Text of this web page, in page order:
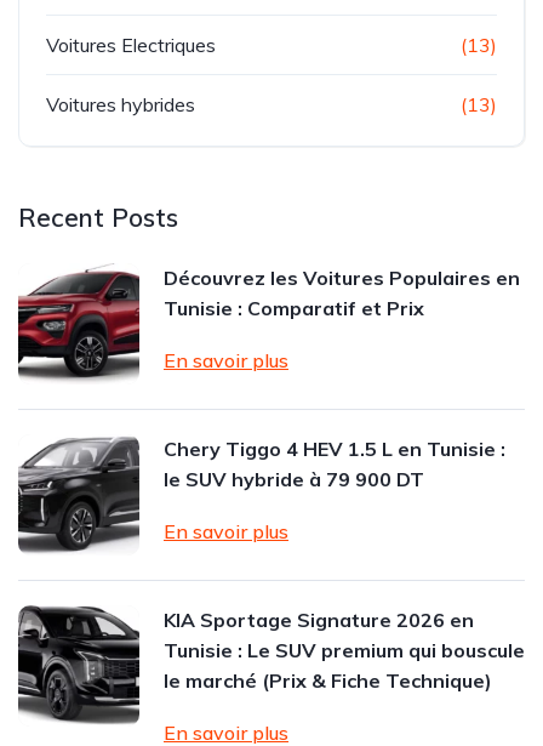
Voitures Electriques (13)
Voitures hybrides (13)
Recent Posts
Découvrez les Voitures Populaires en
Tunisie : Comparatif et Prix
En savoir plus
Chery Tiggo 4 HEV 1.5 L en Tunisie :
le SUV hybride à 79 900 DT
En savoir plus
KIA Sportage Signature 2026 en
Tunisie : Le SUV premium qui bouscule
le marché (Prix & Fiche Technique)
En savoir plus